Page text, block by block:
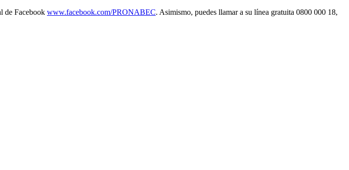
de Facebook www.facebook.com/PRONABEC. Asimismo, puedes llamar a su línea gratuita 0800 000 18,